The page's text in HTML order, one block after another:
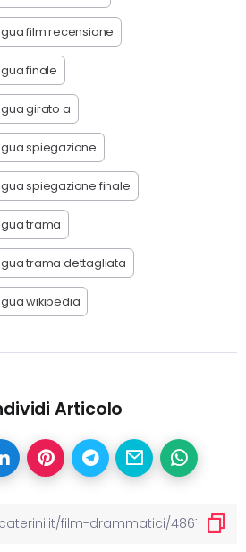
film recensione
finale
girato a
spiegazione
spiegazione finale
trama
trama dettagliata
wikipedia
Articolo